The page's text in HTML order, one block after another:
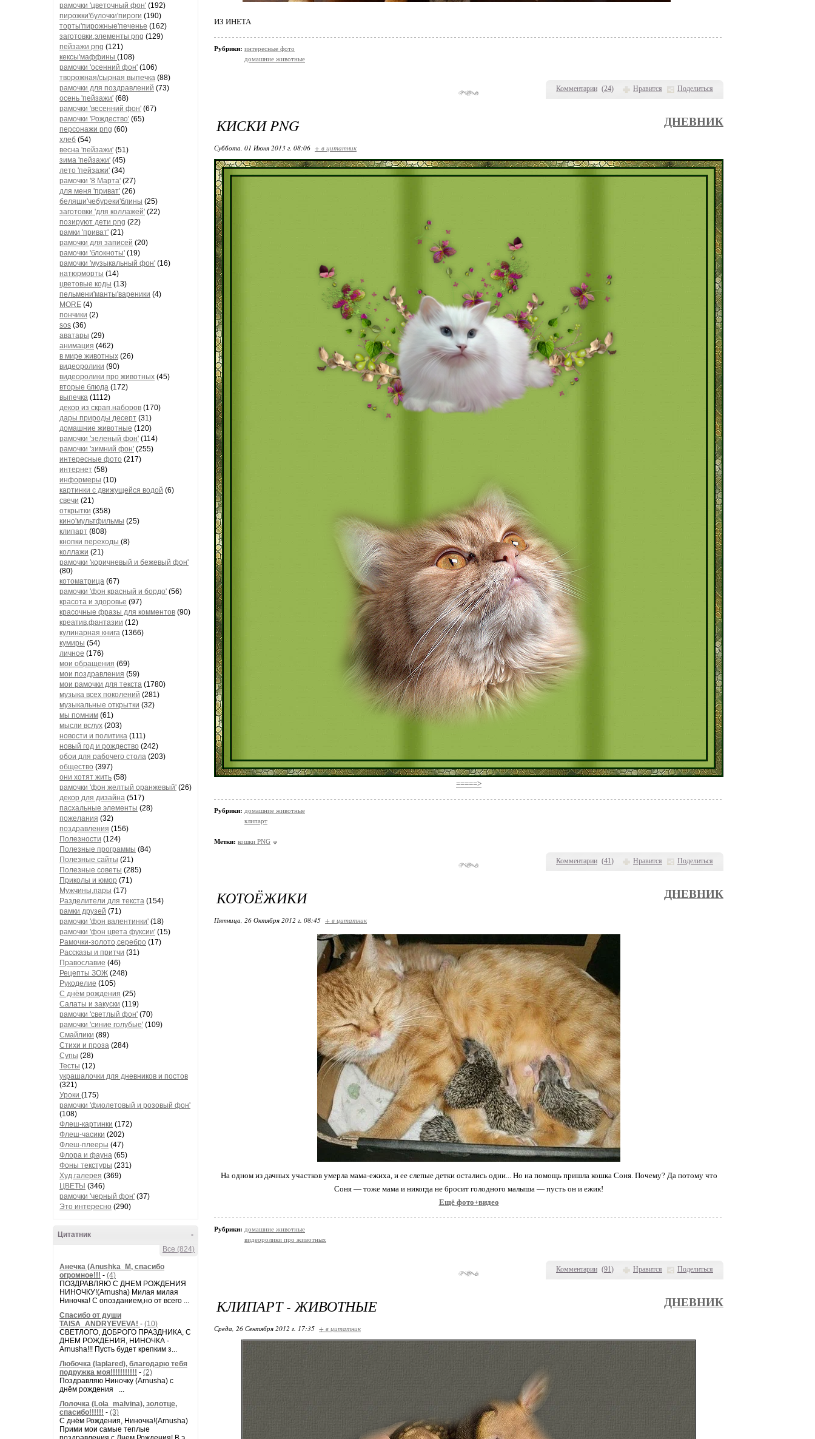
рамочки 'цветочный фон' (192)
пирожки'булочки'пироги (190)
торты'пирожные'печенье (162)
заготовки,элементы png (129)
пейзажи png (121)
кексы'маффины (108)
рамочки 'осенний фон' (106)
творожная/сырная выпечка (88)
рамочки для поздравлений (73)
осень 'пейзажи' (68)
рамочки 'весенний фон' (67)
рамочки 'Рождество' (65)
персонажи png (60)
хлеб (54)
весна 'пейзажи' (51)
зима 'пейзажи' (45)
лето 'пейзажи' (34)
рамочки '8 Марта' (27)
для меня 'приват' (26)
беляши'чебуреки'блины (25)
заготовки 'для коллажей' (22)
позируют дети png (22)
рамки 'приват' (21)
рамочки для записей (20)
рамочки 'блокноты' (19)
рамочки 'музыкальный фон' (16)
натюрморты (14)
цветовые коды (13)
пельмени'манты'вареники (4)
MORE (4)
пончики (2)
sos (36)
аватары (29)
анимация (462)
в мире животных (26)
видеоролики (90)
видеоролики про животных (45)
вторые блюда (172)
выпечка (1112)
декор из скрап.наборов (170)
дары природы десерт (31)
домашние животные (120)
рамочки 'зеленый фон' (114)
рамочки 'зимний фон' (255)
интересные фото (217)
интернет (58)
информеры (10)
картинки с движущейся водой (6)
свечи (21)
открытки (358)
кино'мультфильмы (25)
клипарт (808)
кнопки переходы (8)
коллажи (21)
рамочки 'коричневый и бежевый фон'
(80)
котоматрица (67)
рамочки 'фон красный и бордо' (56)
красота и здоровье (97)
красочные фразы для комментов (90)
креатив,фантазии (12)
кулинарная книга (1366)
кумиры (54)
личное (176)
мои обращения (69)
мои поздравления (59)
мои рамочки для текста (1780)
музыка всех поколений (281)
музыкальные открытки (32)
мы помним (61)
мысли вслух (203)
новости и политика (111)
новый год и рождество (242)
обои для рабочего стола (203)
общество (397)
они хотят жить (58)
рамочки 'фон желтый оранжевый' (26)
декор для дизайна (517)
пасхальные элементы (28)
пожелания (32)
поздравления (156)
Полезности (124)
Полезные программы (84)
Полезные сайты (21)
Полезные советы (285)
Приколы и юмор (71)
Мужчины,пары (17)
Разделители для текста (154)
рамки друзей (71)
рамочки 'фон валентинки' (18)
рамочки 'фон цвета фуксии' (15)
Рамочки-золото,серебро (17)
Рассказы и притчи (31)
Православие (46)
Рецепты ЗОЖ (248)
Рукоделие (105)
С днём рождения (25)
Салаты и закуски (119)
рамочки 'светлый фон' (70)
рамочки 'синие голубые' (109)
Смайлики (89)
Стихи и проза (284)
Супы (28)
Тесты (12)
украшалочки для дневников и постов
(321)
Уроки (175)
рамочки 'фиолетовый и розовый фон'
(108)
Флеш-картинки (172)
Флеш-часики (202)
Флеш-плееры (47)
Флора и фауна (65)
Фоны текстуры (231)
Худ.галерея (369)
ЦВЕТЫ (346)
рамочки 'черный фон' (37)
Это интересно (290)
-
Цитатник
Все (824)
Анечка (Anushka_M, спасибо
огромное!!! - (4)
ПОЗДРАВЛЯЮ С ДНЕМ РОЖДЕНИЯ
НИНОЧКУ!(Arnusha) Милая милая
Ниночка! С опозданием,но от всего ...
Спасибо от души
TAISA_ANDRYEVEVA! - (10)
СВЕТЛОГО, ДОБРОГО ПРАЗДНИКА, С
ДНЕМ РОЖДЕНИЯ, НИНОЧКА -
Arnusha!!! Пусть будет крепким з...
Любочка (laplared), благодарю тебя
подружка моя!!!!!!!!!!! - (2)
Поздравляю Ниночку (Arnusha) с
днём рождения ...
Лолочка (Lola_malvina), золотце,
спасибо!!!!!! - (3)
С днём Рождения, Ниночка!(Аrnusha)
Прими мои самые теплые
Комментарии (24) Нравится Поделиться
ИЗ ИНЕТА
Рубрики: интересные фото
домашние животные
Комментарии (41) Нравится Поделиться
КИСКИ PNG ДНЕВНИК
Суббота, 01 Июня 2013 г. 08:06 + в цитатник
=====>
Рубрики: домашние животные
клипарт
Метки: кошки PNG
Комментарии (91) Нравится Поделиться
КОТОЁЖИКИ ДНЕВНИК
Пятница, 26 Октября 2012 г. 08:45 + в цитатник
На одном из дачных участков умерла мама-ежиха, и ее слепые детки остались одни... Но на помощь пришла кошка Соня. Почему? Да потому что
Соня — тоже мама и никогда не бросит голодного малыша — пусть он и ежик!
Ещё фото+видео
Рубрики: домашние животные
видеоролики про животных
КЛИПАРТ - ЖИВОТНЫЕ ДНЕВНИК
Среда, 26 Сентября 2012 г. 17:35 + в цитатник